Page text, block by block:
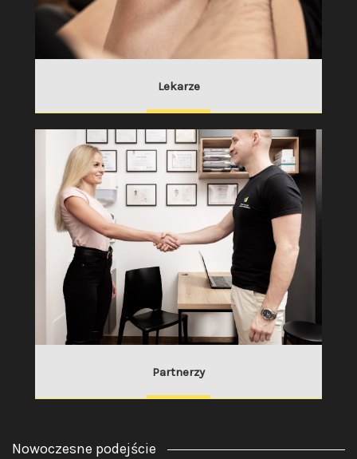
Lekarze
Partnerzy
Nowoczesne podejście